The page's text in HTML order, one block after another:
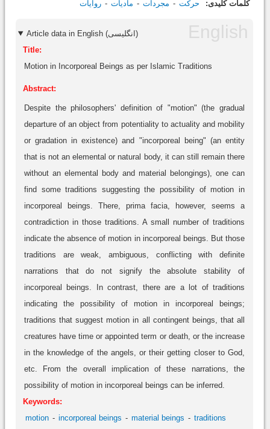
کلمات کلیدی: حرکت مجردات مادیات روایات
Article data in English (انگلیسی)
Title:
Motion in Incorporeal Beings as per Islamic Traditions
Abstract:
Despite the philosophers' definition of "motion" (the gradual
departure of an object from potentiality to actuality and mobility
or gradation in existence) and "incorporeal being" (an entity
that is not an elemental or natural body, it can still remain there
without an elemental body and material belongings), one can
find some traditions suggesting the possibility of motion in
incorporeal beings. There, prima facia, however, seems a
contradiction in those traditions. A small number of traditions
indicate the absence of motion in incorporeal beings. But those
traditions are weak, ambiguous, conflicting with definite
narrations that do not signify the absolute stability of
incorporeal beings. In contrast, there are a lot of traditions
indicating the possibility of motion in incorporeal beings;
traditions that suggest motion in all contingent beings, that all
creatures have time or appointed term or death, or the increase
in the knowledge of the angels, or their getting closer to God,
etc. From the overall implication of these narrations, the
possibility of motion in incorporeal beings can be inferred.
Keywords:
motion
incorporeal beings material beings traditions